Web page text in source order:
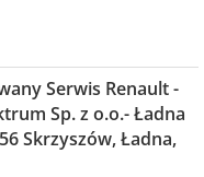
Serwis Renault -
Sp. z o.o.- Ładna
Skrzyszów, Ładna,